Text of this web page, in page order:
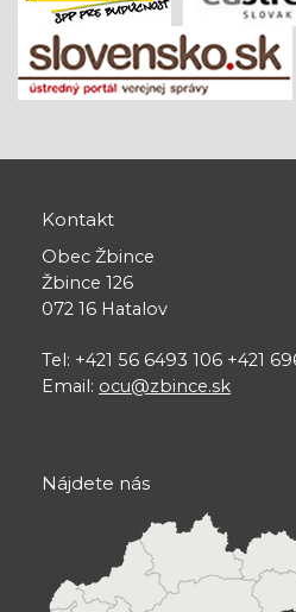
Kontakt
Obec Žbince
Žbince 126
072 16 Hatalov
Tel: +421 56 6493 106 +421
Email: ocu@zbince.sk
Nájdete nás